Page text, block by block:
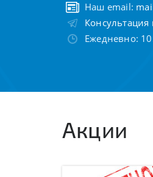
Наш email:
Консультация
Ежедневно:
Акции